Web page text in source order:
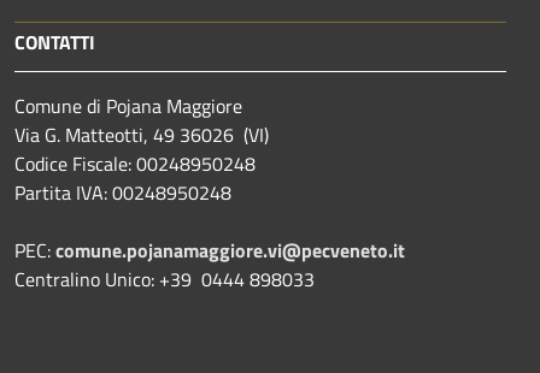
CONTATTI
Comune di Pojana Maggiore
Via G. Matteotti, 49 36026 (VI)
Codice Fiscale: 00248950248
Partita IVA: 00248950248
PEC:comune.pojanamaggiore.vi@pecveneto.it
Centralino Unico: +39 0444 898033